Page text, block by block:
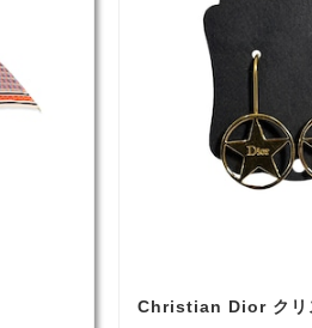
Christian Dior クリ